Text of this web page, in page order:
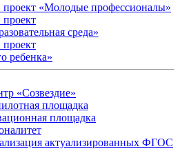
проект «Молодые профессионалы»
среда»
ребенка»
«Созвездие»
площадка
площадка
актуализированных ФГОС